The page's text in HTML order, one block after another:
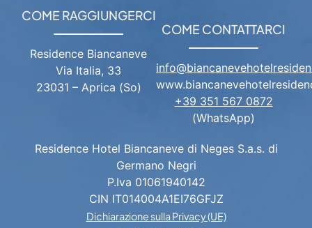
COME RAGGIUNGERCI
Residence Biancaneve
Via Italia, 33
23031 – Aprica (So)
COME CONTATTARCI
+39 351 567 0872
(WhatsApp)
Residence Hotel Biancaneve di Neges S.a.s. di
Germano Negri
P.Iva 01061940142
CIN IT014004A1EI76GFJZ
Dichiarazione sulla Privacy (UE)